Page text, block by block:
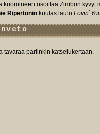
kuoroineen osoittaa Zimbon kyvyt
Ripertonin kuulas laulu
tavaraa pariinkin katselukertaan.